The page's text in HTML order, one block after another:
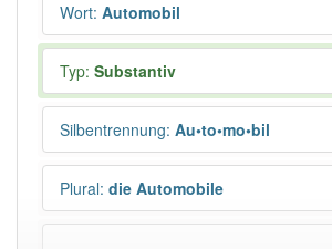
Wort: Automobil
Typ: Substantiv
Silbentrennung: Au•to•mo•bil
Plural: die Automobile